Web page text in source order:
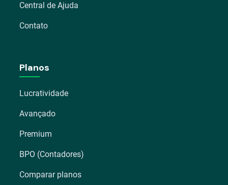
Central de Ajuda
Contato
Planos
Lucratividade
Avançado
Premium
BPO (Contadores)
Comparar planos